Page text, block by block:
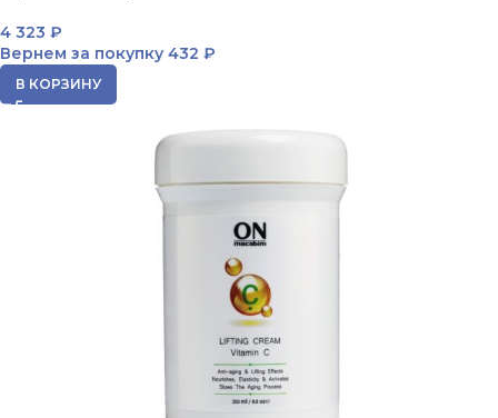
4 323 ₽
Вернем за покупку 432 ₽
В КОРЗИНУ